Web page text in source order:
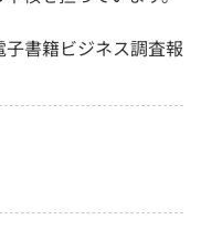
書籍ビジネス調査報